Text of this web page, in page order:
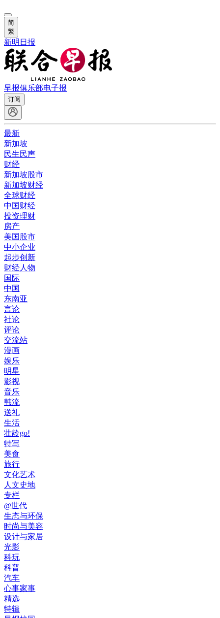
简
繁
新明日报
早报俱乐部电子报
订阅
最新
新加坡
民生民声
财经
新加坡股市
新加坡财经
全球财经
中国财经
投资理财
房产
美国股市
中小企业
起步创新
财经人物
国际
中国
东南亚
言论
社论
评论
交流站
漫画
娱乐
明星
影视
音乐
韩流
送礼
生活
壮龄go!
特写
美食
旅行
文化艺术
人文史地
专栏
@世代
生态与环保
时尚与美容
设计与家居
光影
科玩
科普
汽车
心事家事
精选
特辑